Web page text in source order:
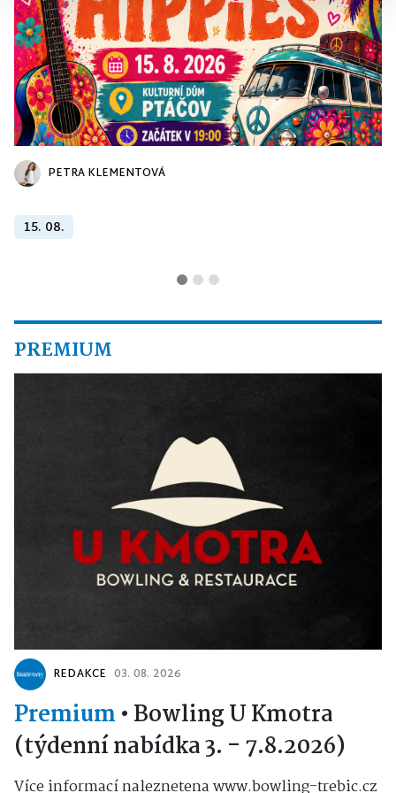
PETRA KLEMENTOVÁ
15. 08.
PREMIUM
REDAKCE 03. 08. 2026
Premium • Bowling U Kmotra
(týdenní nabídka 3. - 7.8.2026)
Více informací naleznetena www.bowling-trebic.cz